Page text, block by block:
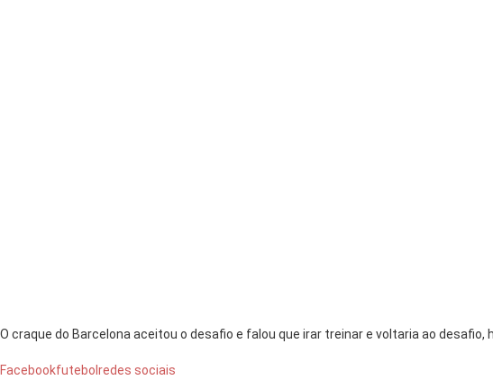
O craque do Barcelona aceitou o desafio e falou que irar treinar e voltaria ao desafio,
Facebookfutebol redes sociais